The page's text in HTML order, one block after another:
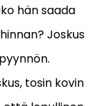
hän saada
Joskus
tosin kovin